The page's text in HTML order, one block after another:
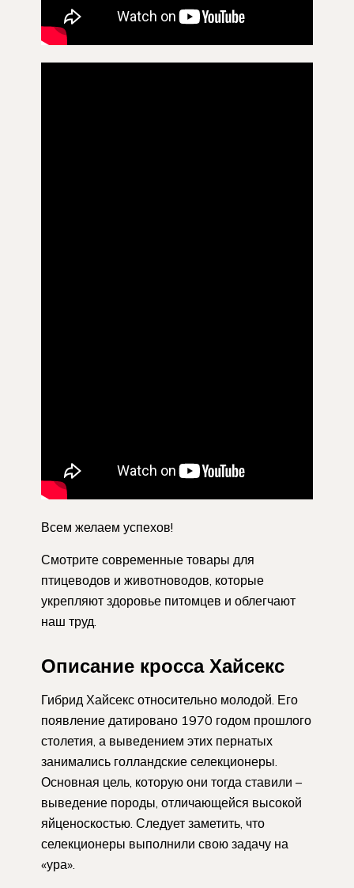
Всем желаем успехов!
Смотрите современные товары для
птицеводов и животноводов, которые
укрепляют здоровье питомцев и облегчают
наш труд.
Описание кросса Хайсекс
Гибрид Хайсекс относительно молодой. Его
появление датировано 1970 годом прошлого
столетия, а выведением этих пернатых
занимались голландские селекционеры.
Основная цель, которую они тогда ставили –
выведение породы, отличающейся высокой
яйценоскостью. Следует заметить, что
селекционеры выполнили свою задачу на
«ура».